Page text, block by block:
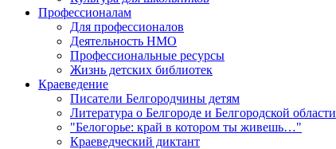
Профессионалам
Для профессионалов
Деятельность НМО
Профессиональные ресурсы
Жизнь детских библиотек
Краеведение
Писатели Белгородчины детям
Литература о Белгороде и Белгородской области
"Белогорье: край в котором ты живешь…"
Краеведческий диктант